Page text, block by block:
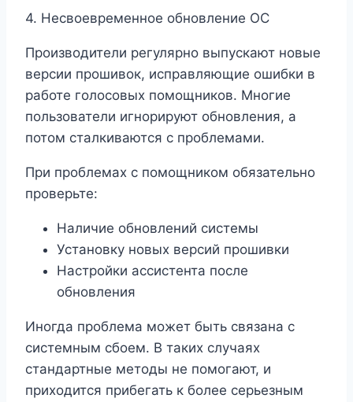
4. Несвоевременное обновление ОС
Производители регулярно выпускают новые
версии прошивок, исправляющие ошибки в
работе голосовых помощников. Многие
пользователи игнорируют обновления, а
потом сталкиваются с проблемами.
При проблемах с помощником обязательно
проверьте:
Наличие обновлений системы
Установку новых версий прошивки
Настройки ассистента после
обновления
Иногда проблема может быть связана с
системным сбоем. В таких случаях
стандартные методы не помогают, и
приходится прибегать к более серьезным